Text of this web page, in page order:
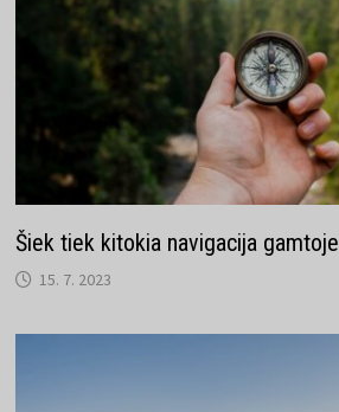
Šiek tiek kitokia navigacija gamtoje
15. 7. 2023